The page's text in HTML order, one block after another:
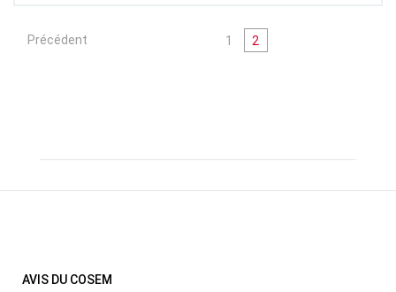
Précédent 1 2
AVIS DU COSEM